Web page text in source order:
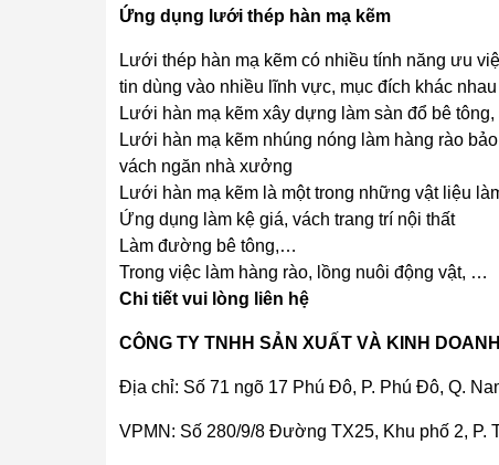
Ứng dụng lưới thép hàn mạ kẽm
Lưới thép hàn mạ kẽm có nhiều tính năng ưu
tin dùng vào nhiều lĩnh vực, mục đích khác
Lưới hàn mạ kẽm xây dựng làm sàn đổ bê
Lưới hàn mạ kẽm nhúng nóng làm hàng rào
vách ngăn nhà xưởng
Lưới hàn mạ kẽm là một trong những vật liệu
Ứng dụng làm kệ giá, vách trang trí nội thất
Làm đường bê tông,…
Trong việc làm hàng rào, lồng nuôi động vật, …
Chi tiết vui lòng liên hệ
CÔNG TY TNHH SẢN XUẤT VÀ KINH
Địa chỉ: Số 71 ngõ 17 Phú Đô, P. Phú Đô, Q.
VPMN: Số 280/9/8 Đường TX25, Khu phố 2, P.